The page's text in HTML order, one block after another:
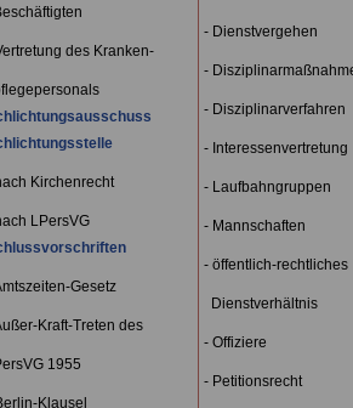
des Kranken-
Kirchenrecht
LPersVG
Gesetz
Kraft-Treten des
1955
Klausel
- Dienstvergehen
-
- Disziplinarverfahren
- Interessenvertretung
- Laufbahngruppen
- Mannschaften
- öffentlich-rechtliches
Dienstverhältnis
- Offiziere
- Petitionsrecht